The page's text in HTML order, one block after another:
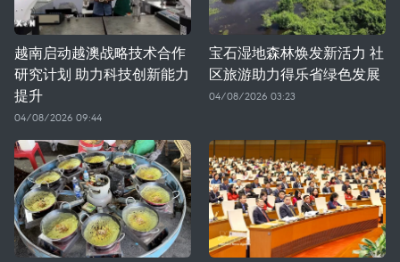
越南启动越澳战略技术合作
研究计划 助力科技创新能力
提升
04/08/2026 09:44
宝石湿地森林焕发新活力 社
区旅游助力得乐省绿色发展
04/08/2026 03:23